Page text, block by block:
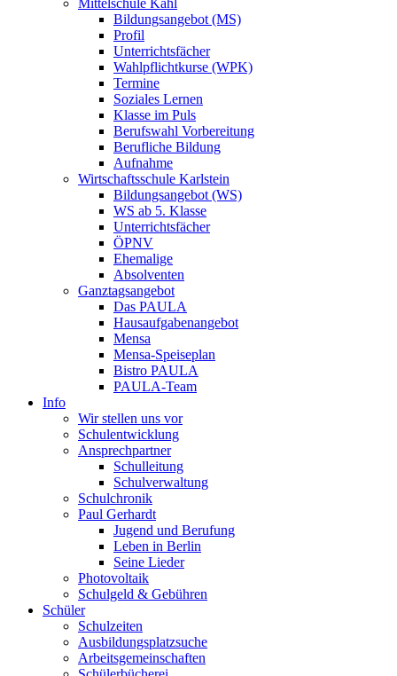
Mittelschule Kahl
Bildungsangebot (MS)
Profil
Unterrichtsfächer
Wahlpflichtkurse (WPK)
Termine
Soziales Lernen
Klasse im Puls
Berufswahl Vorbereitung
Berufliche Bildung
Aufnahme
Wirtschaftsschule Karlstein
Bildungsangebot (WS)
WS ab 5. Klasse
Unterrichtsfächer
ÖPNV
Ehemalige
Absolventen
Ganztagsangebot
Das PAULA
Hausaufgabenangebot
Mensa
Mensa-Speiseplan
Bistro PAULA
PAULA-Team
Info
Wir stellen uns vor
Schulentwicklung
Ansprechpartner
Schulleitung
Schulverwaltung
Schulchronik
Paul Gerhardt
Jugend und Berufung
Leben in Berlin
Seine Lieder
Photovoltaik
Schulgeld & Gebühren
Schüler
Schulzeiten
Ausbildungsplatzsuche
Arbeitsgemeinschaften